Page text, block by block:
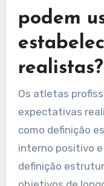
Quais
os
podem
realistas?